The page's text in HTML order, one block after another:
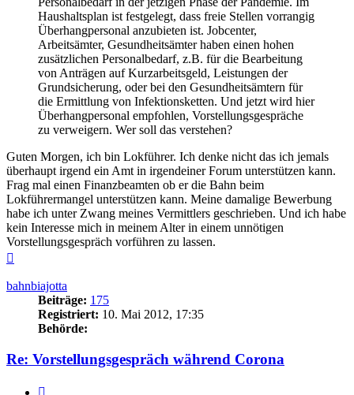
Haushaltsplan ist festgelegt, dass freie Stellen vorrangig
Überhangpersonal anzubieten ist. Jobcenter,
Arbeitsämter, Gesundheitsämter haben einen hohen
zusätzlichen Personalbedarf, z.B. für die Bearbeitung
von Anträgen auf Kurzarbeitsgeld, Leistungen der
Grundsicherung, oder bei den Gesundheitsämtern für
die Ermittlung von Infektionsketten. Und jetzt wird hier
Überhangpersonal empfohlen, Vorstellungsgespräche
zu verweigern. Wer soll das verstehen?
Guten Morgen, ich bin Lokführer. Ich denke nicht das ich jemals
überhaupt irgend ein Amt in irgendeiner Forum unterstützen kann.
Frag mal einen Finanzbeamten ob er die Bahn beim
Lokführermangel unterstützen kann. Meine damalige Bewerbung
habe ich unter Zwang meines Vermittlers geschrieben. Und ich habe
kein Interesse mich in meinem Alter in einem unnötigen
Vorstellungsgespräch vorführen zu lassen.
bahnbiajotta
Beiträge: 175
Registriert: 10. Mai 2012, 17:35
Behörde:
Re: Vorstellungsgespräch während Corona